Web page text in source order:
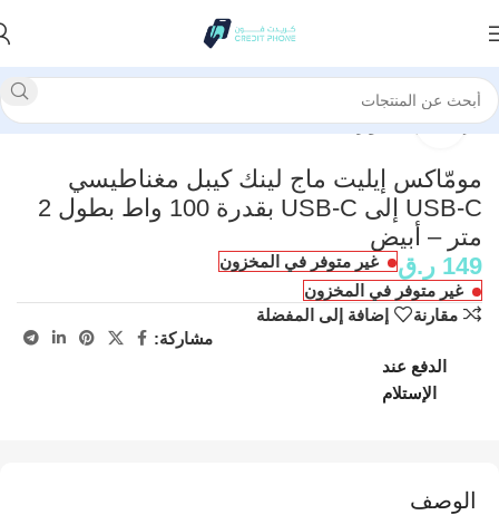
الرئيسية إكسسوارات
انقر للتكبير
مومّاكس إيليت ماج لينك كيبل مغناطيسي
USB-C إلى USB-C بقدرة 100 واط بطول 2
متر – أبيض
149 ر.ق
غير متوفر في المخزون
غير متوفر في المخزون
مقارنة
إضافة إلى المفضلة
مشاركة:
الدفع عند
الإستلام
الوصف